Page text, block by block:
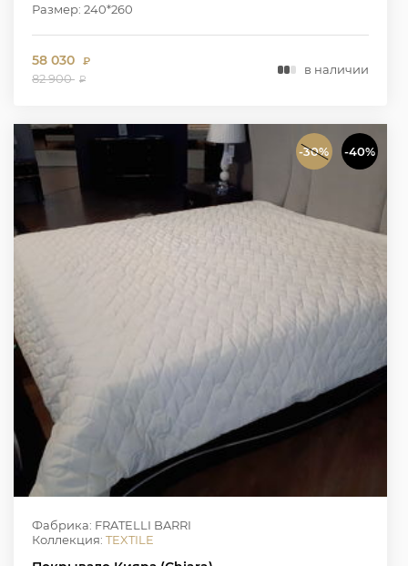
Размер: 240*260
58 030 ₽
82 900 ₽
в наличии
-30% -40%
Фабрика: FRATELLI BARRI
Коллекция: TEXTILE